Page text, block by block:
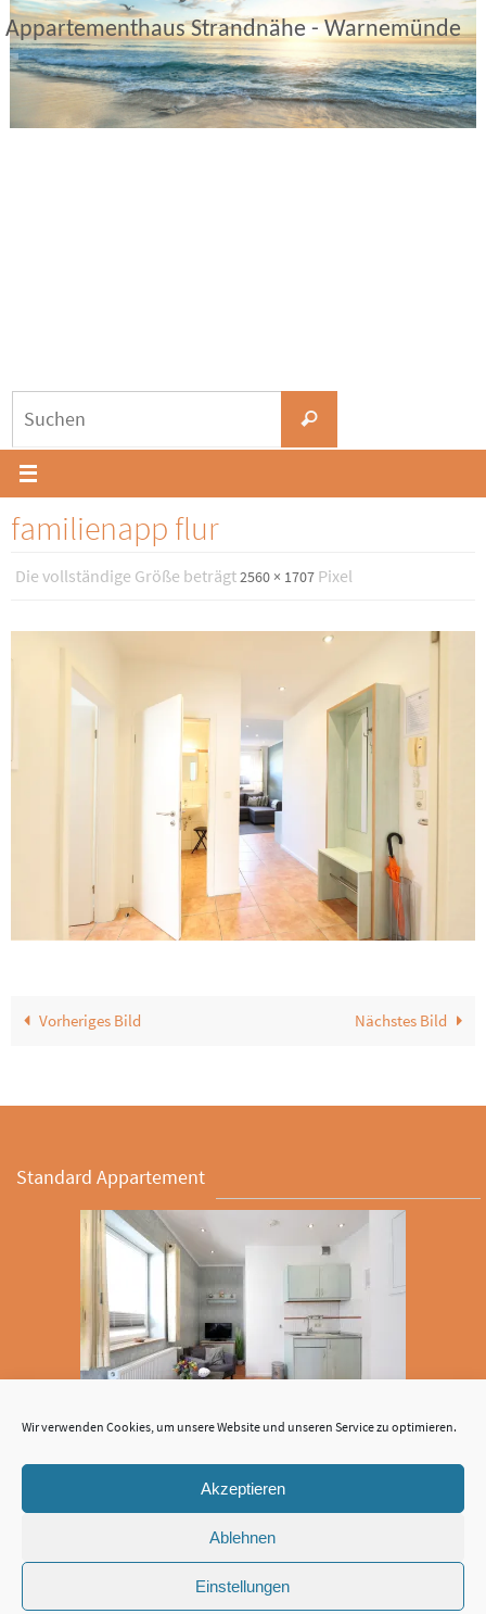
Wir verwenden Cookies, um unsere Website und unseren Service zu optimieren.
Akzeptieren
Ablehnen
Einstellungen
Zum
Inhalt
springen
Appartementhaus Strandnähe - Warnemünde
Suchen
familienapp flur
Die vollständige Größe beträgt2560 × 1707 Pixel
Vorheriges Bild Nächstes Bild
Standard Appartement
Das individuell eingerichtete Appartment mit modernem Interieur bietet
einen Wohn- Schlafbereich und eine Küchenzeile. Bettwäsche und
2 Einzelbetten Dusche, TV, Kochnische, Radio, Kühlschrank, Sitzecke, WC,
Badezimmer, Heizung, Herd Grundrisse der Kategorie